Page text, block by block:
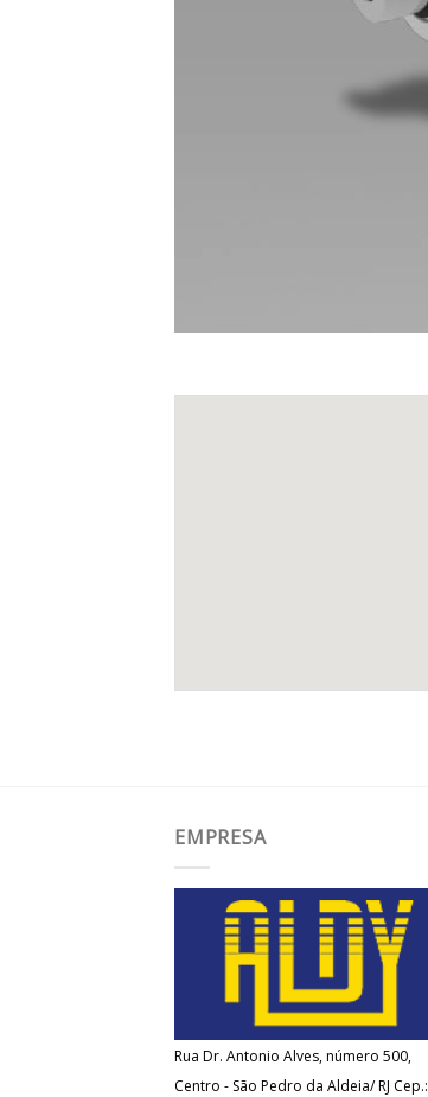
EMPRESA
Rua Dr. Antonio Alves, número 500,
Centro - São Pedro da Aldeia/ RJ Cep.: